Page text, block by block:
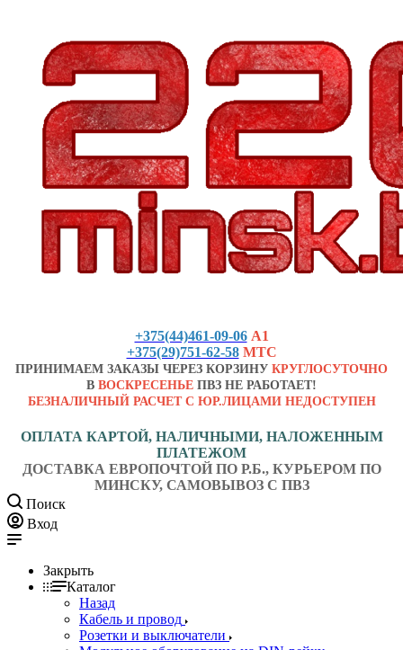
+375(44)461-09-06 А1
+375(29)751-62-58 МТС
ПРИНИМАЕМ ЗАКАЗЫ ЧЕРЕЗ КОРЗИНУ КРУГЛОСУТОЧНО
В ВОСКРЕСЕНЬЕ ПВЗ НЕ РАБОТАЕТ!
БЕЗНАЛИЧНЫЙ РАСЧЕТ С ЮР.ЛИЦАМИ НЕДОСТУПЕН
ОПЛАТА КАРТОЙ, НАЛИЧНЫМИ, НАЛОЖЕННЫМ
ПЛАТЕЖОМ
ДОСТАВКА ЕВРОПОЧТОЙ ПО Р.Б., КУРЬЕРОМ ПО
МИНСКУ, САМОВЫВОЗ С ПВЗ
Поиск
Вход
Закрыть
Каталог
Назад
Кабель и провод
Розетки и выключатели